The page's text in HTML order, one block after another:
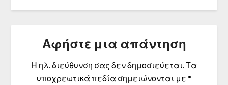
Αφήστε μια απάντηση
Η ηλ. διεύθυνση σας δεν δημοσιεύεται.Τα
υποχρεωτικά πεδία σημειώνονται με *